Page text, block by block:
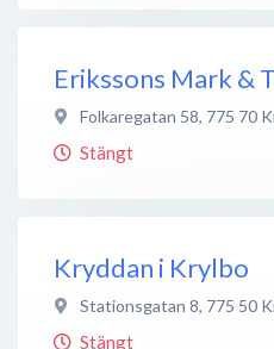
Erikssons Mark &
Folkaregatan 58, 775 70
Stängt
Kryddan i Krylbo
Stationsgatan 8, 775 50
Stängt